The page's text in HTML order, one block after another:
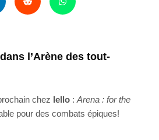
l’Arène des tout-
chez Iello : Arena : for the
pour des combats épiques!